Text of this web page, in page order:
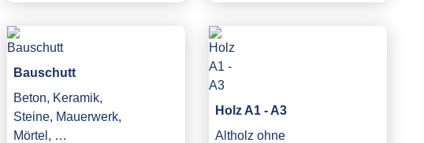
Bauschutt
Beton, Keramik,
Steine, Mauerwerk,
Mörtel, …
Holz A1 - A3
Altholz ohne